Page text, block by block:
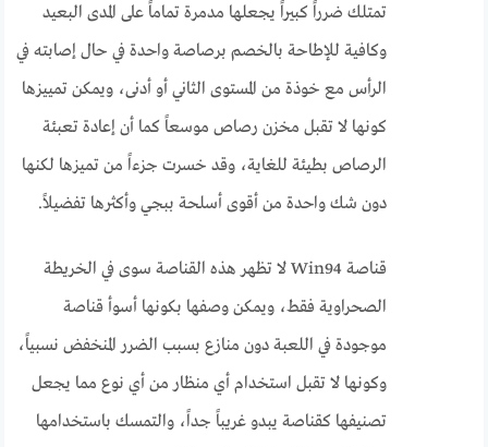
تمتلك ضرراً كبيراً يجعلها مدمرة تماماً على المدى البعيد
وكافية للإطاحة بالخصم برصاصة واحدة في حال إصابته في
الرأس مع خوذة من المستوى الثاني أو أدنى، ويمكن تمييزها
كونها لا تقبل مخزن رصاص موسعاً كما أن إعادة تعبئة
الرصاص بطيئة للغاية، وقد خسرت جزءاً من تميزها لكنها
دون شك واحدة من أقوى أسلحة ببجي وأكثرها تفضيلاً.
قناصة Win94 لا تظهر هذه القناصة سوى في الخريطة
الصحراوية فقط، ويمكن وصفها بكونها أسوأ قناصة
موجودة في اللعبة دون منازع بسبب الضرر المنخفض نسبياً،
وكونها لا تقبل استخدام أي منظار من أي نوع مما يجعل
تصنيفها كقناصة يبدو غريباً جداً، والتمسك باستخدامها